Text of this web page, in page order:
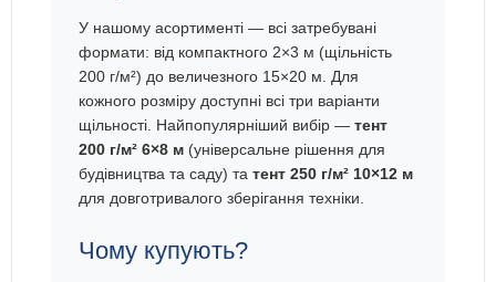
У нашому асортименті — всі затребувані
формати: від компактного 2×3 м (щільність
200 г/м²) до величезного 15×20 м. Для
кожного розміру доступні всі три варіанти
щільності. Найпопулярніший вибір — тент
200 г/м² 6×8 м (універсальне рішення для
будівництва та саду) та тент 250 г/м² 10×12 м
для довготривалого зберігання техніки.
Чому купують?